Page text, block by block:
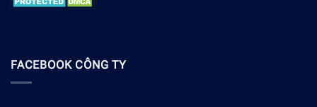
FACEBOOK CÔNG TY